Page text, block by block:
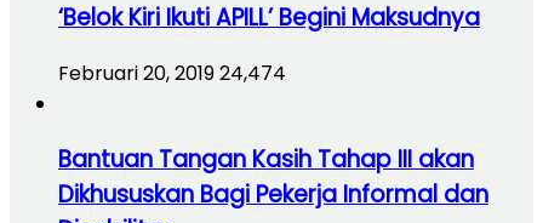
‘Belok Kiri Ikuti APILL’ Begini Maksudnya
Februari 20, 201924,474
Bantuan Tangan Kasih Tahap III akan
Dikhususkan Bagi Pekerja Informal dan